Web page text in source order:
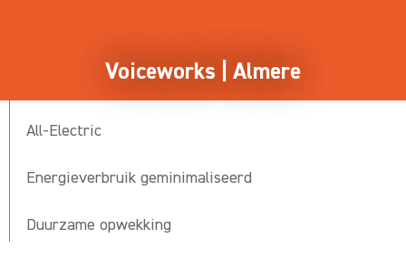
Voiceworks | Almere
All-Electric
Energieverbruik geminimaliseerd
Duurzame opwekking